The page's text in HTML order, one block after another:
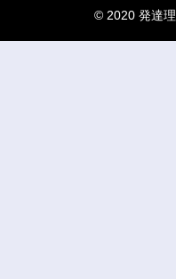
© 2020 発達